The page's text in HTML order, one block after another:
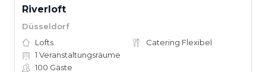
Riverloft
Düsseldorf
Lofts
Catering Flexibel
1 Veranstaltungsräume
100 Gäste